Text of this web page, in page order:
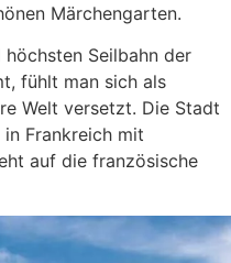
Märchengarten.
Seilbahn der
fühlt man sich als
Welt versetzt. Die Stadt
Frankreich mit
auf die französische